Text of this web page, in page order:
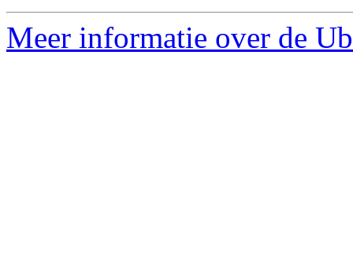
Meer informatie over de